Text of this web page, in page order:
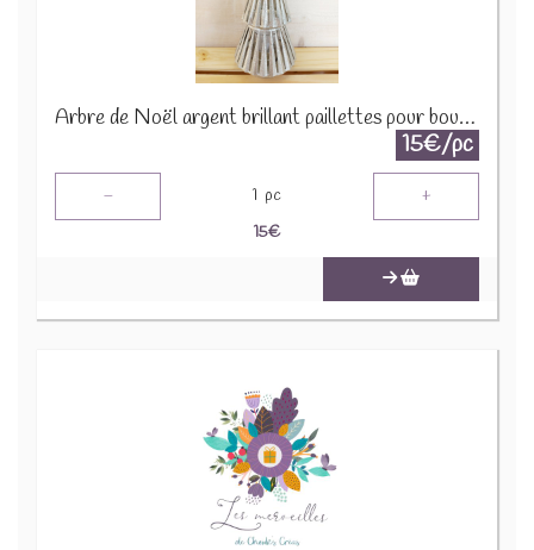
Arbre de Noël argent brillant paillettes pour bougie 1650 B 2290
15€/pc
- 1 pc +
15€